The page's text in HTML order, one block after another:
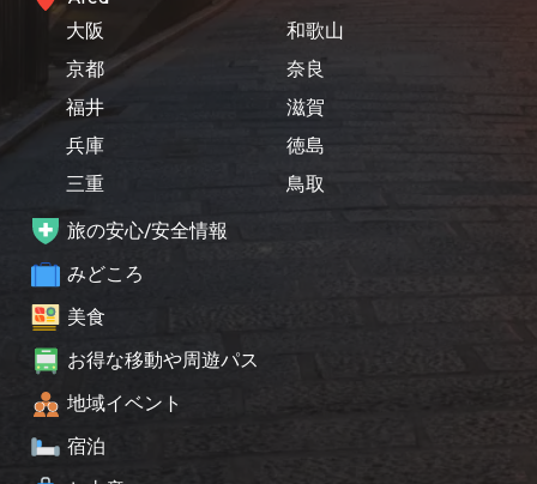
大阪
京都
福井
兵庫
三重
和歌山
奈良
滋賀
徳島
鳥取
旅の安心/安全情報
みどころ
美食
お得な移動や周遊パス
地域イベント
宿泊